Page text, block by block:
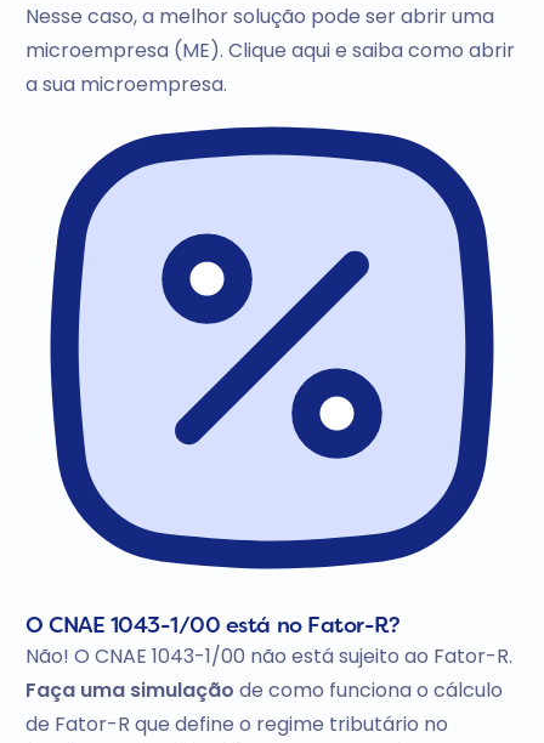
Nesse caso, a melhor solução pode ser abrir uma
microempresa (ME). Clique aqui e saiba como abrir
a sua microempresa.
O CNAE 1043-1/00 está no Fator-R?
Não! O CNAE 1043-1/00 não está sujeito ao Fator-R.
Faça uma simulação de como funciona o cálculo
de Fator-R que define o regime tributário no